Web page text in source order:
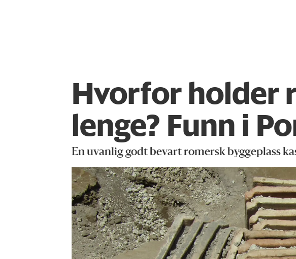
Hvorfor holder
lenge? Funn i
En uvanlig godt bevart romersk byggeplass